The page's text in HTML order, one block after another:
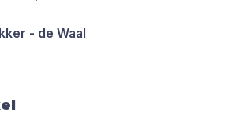
- de Waal